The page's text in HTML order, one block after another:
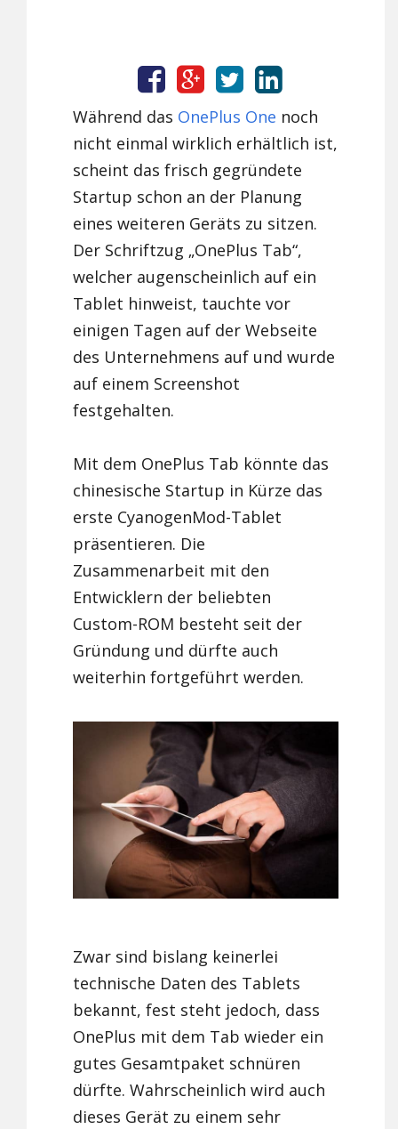
Während das OnePlus One noch
nicht einmal wirklich erhältlich ist,
scheint das frisch gegründete
Startup schon an der Planung
eines weiteren Geräts zu sitzen.
Der Schriftzug „OnePlus Tab“,
welcher augenscheinlich auf ein
Tablet hinweist, tauchte vor
einigen Tagen auf der Webseite
des Unternehmens auf und wurde
auf einem Screenshot
festgehalten.
Mit dem OnePlus Tab könnte das
chinesische Startup in Kürze das
erste CyanogenMod-Tablet
präsentieren. Die
Zusammenarbeit mit den
Entwicklern der beliebten
Custom-ROM besteht seit der
Gründung und dürfte auch
weiterhin fortgeführt werden.
Zwar sind bislang keinerlei
technische Daten des Tablets
bekannt, fest steht jedoch, dass
OnePlus mit dem Tab wieder ein
gutes Gesamtpaket schnüren
dürfte. Wahrscheinlich wird auch
dieses Gerät zu einem sehr